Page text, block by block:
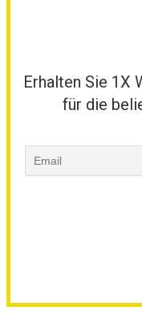
Erhalten Sie 1X
für die